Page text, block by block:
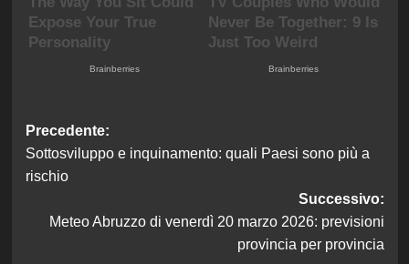
Navigazione
articolo
Precedente:
Sottosviluppo e inquinamento: quali Paesi sono più a
rischio
Successivo:
Meteo Abruzzo di venerdì 20 marzo 2026: previsioni
provincia per provincia